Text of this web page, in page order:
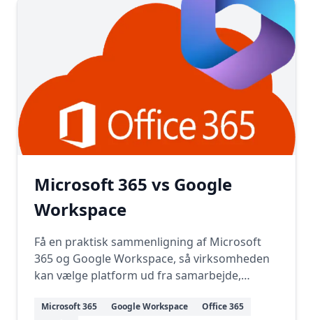
Microsoft 365 vs Google
Workspace
Få en praktisk sammenligning af Microsoft
365 og Google Workspace, så virksomheden
kan vælge platform ud fra samarbejde,
Microsoft 365 Google Workspace
Office 365